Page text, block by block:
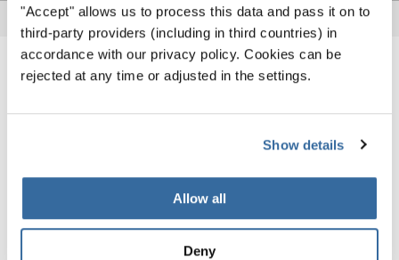
"Accept" allows us to process this data and pass it on to
third-party providers (including in third countries) in
accordance with our privacy policy. Cookies can be
rejected at any time or adjusted in the settings.
Show details
Allow all
Deny
VERWANDTE NEWS